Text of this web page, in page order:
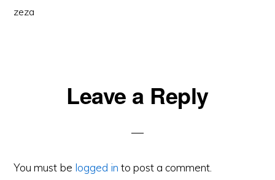
zeza
ReaderLeave a Reply
You must be logged in to post a comment.